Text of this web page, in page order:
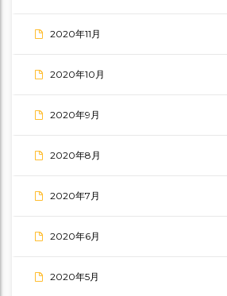
2020年11月
2020年10月
2020年9月
2020年8月
2020年7月
2020年6月
2020年5月